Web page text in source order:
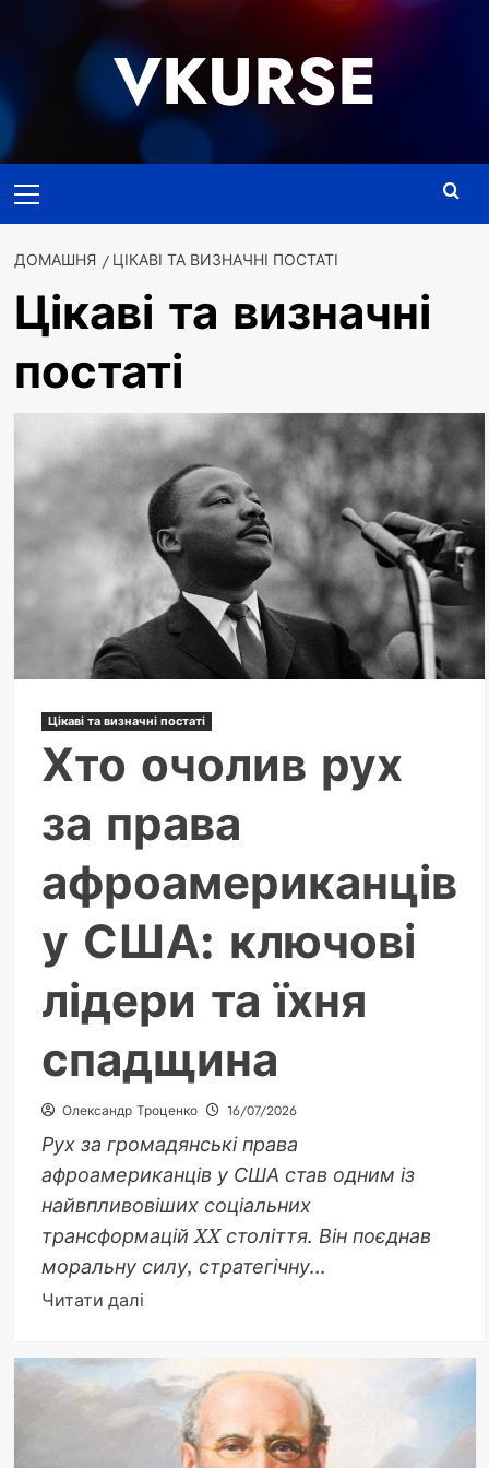
VKURSE
меню
ДОМАШНЯ ЦІКАВІ ТА ВИЗНАЧНІ ПОСТАТІ
Цікаві та визначні
постаті
Цікаві та визначні постаті
Хто очолив рух
за права
афроамериканців
у США: ключові
лідери та їхня
спадщина
Олександр Троценко 16/07/2026
Рух за громадянські права
афроамериканців у США став одним із
найвпливовіших соціальних
трансформацій XX століття. Він поєднав
моральну силу, стратегічну...
Читати даліДокладніше
Хто
очолив
рух
права